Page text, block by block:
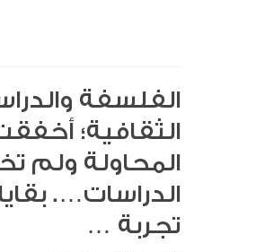
الفلسفة
الثقافية؛
المحاولة ولم
الدراسات…. بقايا
تجربة …